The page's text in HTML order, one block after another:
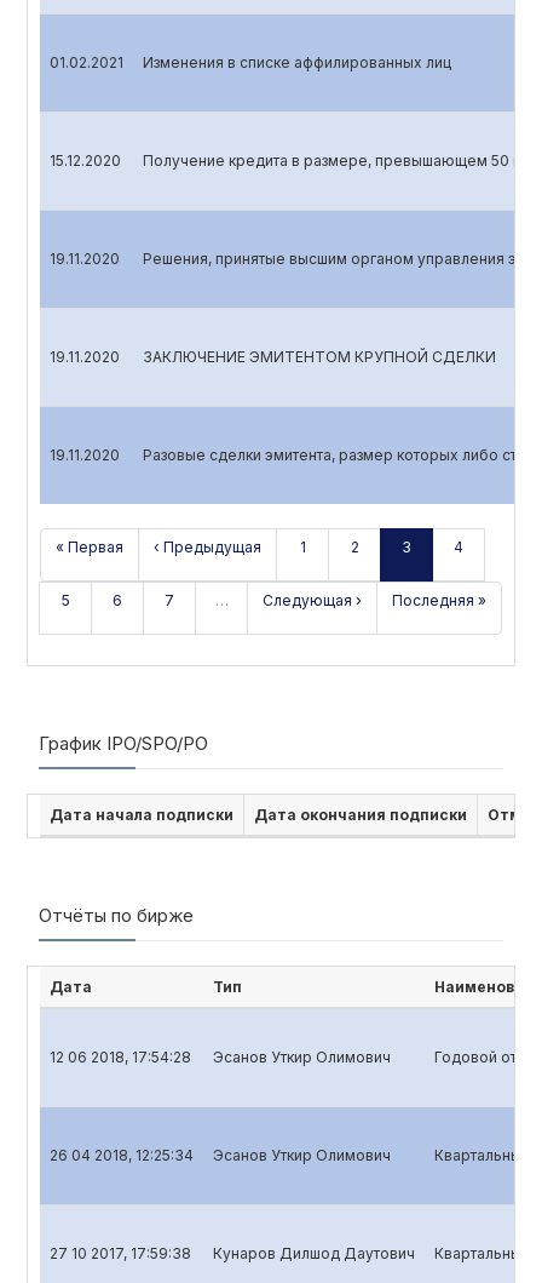
01.02.2021 Изменения в списке аффилированных лиц
15.12.2020 Получение кредита в размере, превышающем 50
19.11.2020 Решения, принятые высшим органом управления
19.11.2020 ЗАКЛЮЧЕНИЕ ЭМИТЕНТОМ КРУПНОЙ СДЕЛКИ
19.11.2020 Разовые сделки эмитента, размер которых либо
« Первая ‹ Предыдущая 1 2 3 4
5 6 7 … Следующая › Последняя »
График IPO/SPO/PO
Дата начала подписки Дата окончания подписки
Отчёты по бирже
Дата Тип
12 06 2018, 17:54:28 Эсанов Уткир Олимович Годовой
26 04 2018, 12:25:34 Эсанов Уткир Олимович Квартальный
27 10 2017, 17:59:38 Кунаров Дилшод Даутович Квартальный